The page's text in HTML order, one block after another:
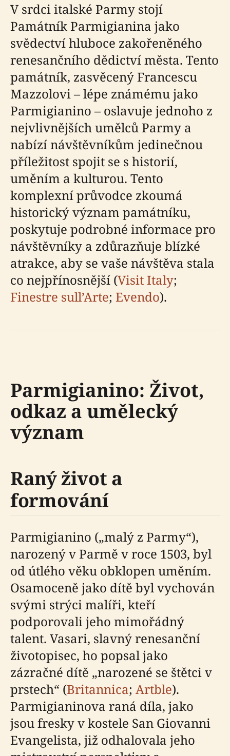
V srdci italské Parmy stojí
Památník Parmigianina jako
svědectví hluboce zakořeněného
renesančního dědictví města. Tento
památník, zasvěcený Francescu
Mazzolovi – lépe známému jako
Parmigianino – oslavuje jednoho z
nejvlivnějších umělců Parmy a
nabízí návštěvníkům jedinečnou
příležitost spojit se s historií,
uměním a kulturou. Tento
komplexní průvodce zkoumá
historický význam památníku,
poskytuje podrobné informace pro
návštěvníky a zdůrazňuje blízké
atrakce, aby se vaše návštěva stala
co nejpřínosnější (Visit Italy;
Finestre sull’Arte; Evendo).
Parmigianino: Život,
odkaz a umělecký
význam
Raný život a
formování
Parmigianino („malý z Parmy“),
narozený v Parmě v roce 1503, byl
od útlého věku obklopen uměním.
Osamoceně jako dítě byl vychován
svými strýci malíři, kteří
podporovali jeho mimořádný
talent. Vasari, slavný renesanční
životopisec, ho popsal jako
zázračné dítě „narozené se štětci v
prstech“ (Britannica; Artble).
Parmigianinova raná díla, jako
jsou fresky v kostele San Giovanni
Evangelista, již odhalovala jeho